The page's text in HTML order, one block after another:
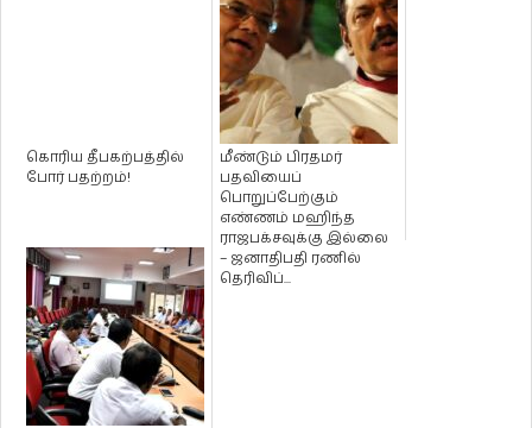
கொரிய தீபகற்பத்தில்
போர் பதற்றம்!
மீண்டும் பிரதமர்
பதவியைப்
பொறுப்பேற்கும்
எண்ணம் மஹிந்த
ராஜபக்சவுக்கு இல்லை
– ஜனாதிபதி ரணில்
தெரிவிப்...